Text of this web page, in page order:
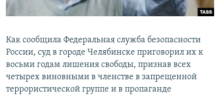
Как сообщила Федеральная служба безопасности
России, суд в городе Челябинске приговорил их к
восьми годам лишения свободы, признав всех
четырех виновными в членстве в запрещенной
террористической группе и в пропаганде